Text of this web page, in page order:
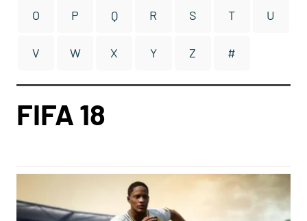
O P Q R S T U
V W X Y Z #
FIFA 18